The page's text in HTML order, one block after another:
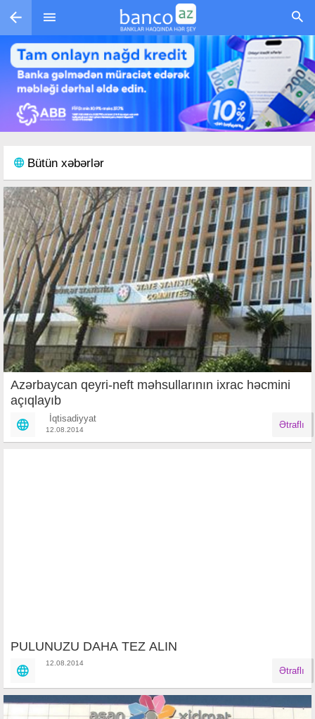
Skip to main content
Bütün xəbərlər
Azərbaycan qeyri-neft məhsullarının ixrac həcmini
açıqlayıb
İqtisadiyyat
12.08.2014 Ətraflı
PULUNUZU DAHA TEZ ALIN
12.08.2014
Ətraflı